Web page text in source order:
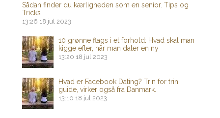
Sådan finder du kærligheden som en senior. Tips og
Tricks
13:26 18 jul 2023
10 grønne flags i et forhold: Hvad skal man
kigge efter, når man dater en ny
13:20 18 jul 2023
Hvad er Facebook Dating? Trin for trin
guide, virker også fra Danmark.
13:10 18 jul 2023